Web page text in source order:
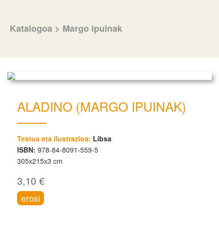
Katalogoa > Margo ipuinak
ALADINO (MARGO IPUINAK)
Testua eta ilustrazioa: Libsa
ISBN: 978-84-8091-559-5
305x215x3 cm
3,10 €
erosi